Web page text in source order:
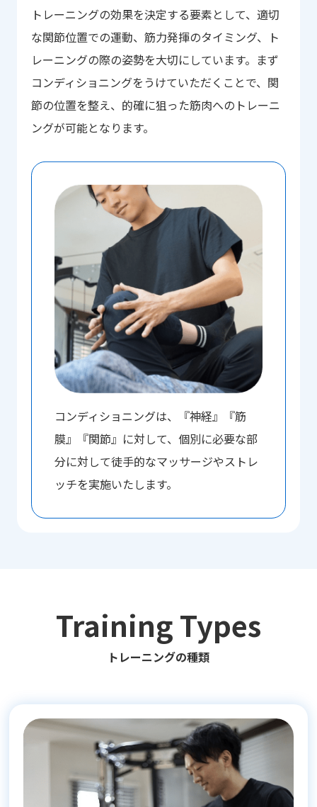
トレーニングの効果を決定する要素として、適切
な関節位置での運動、筋力発揮のタイミング、ト
レーニングの際の姿勢を大切にしています。まず
コンディショニングをうけていただくことで、関
節の位置を整え、的確に狙った筋肉へのトレーニ
ングが可能となります。
コンディショニングは、『神経』『筋
膜』『関節』に対して、個別に必要な部
分に対して徒手的なマッサージやストレ
ッチを実施いたします。
Training Types
トレーニングの種類